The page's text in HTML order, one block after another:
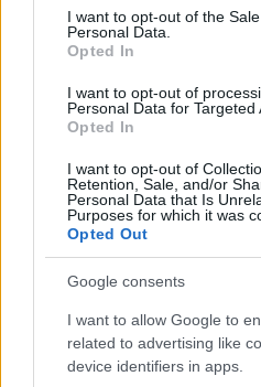
consent section.
I want to opt-out of the
Personal Data.
Opted In
I want to opt-out of
Personal Data for Targeted
Opted In
I want to opt-out of
Retention, Sale, and/or
Personal Data that Is
Purposes for which it was
Opted Out
Google consents
I want to allow Google to
related to advertising like
device identifiers in apps.
NEWS E ATTUALITÀ
Cinemadamare a Nova Siri
Formazione e Inclusione
Beatrice Bonaventura · 10 Ago 2026